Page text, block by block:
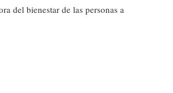
del bienestar de las personas a